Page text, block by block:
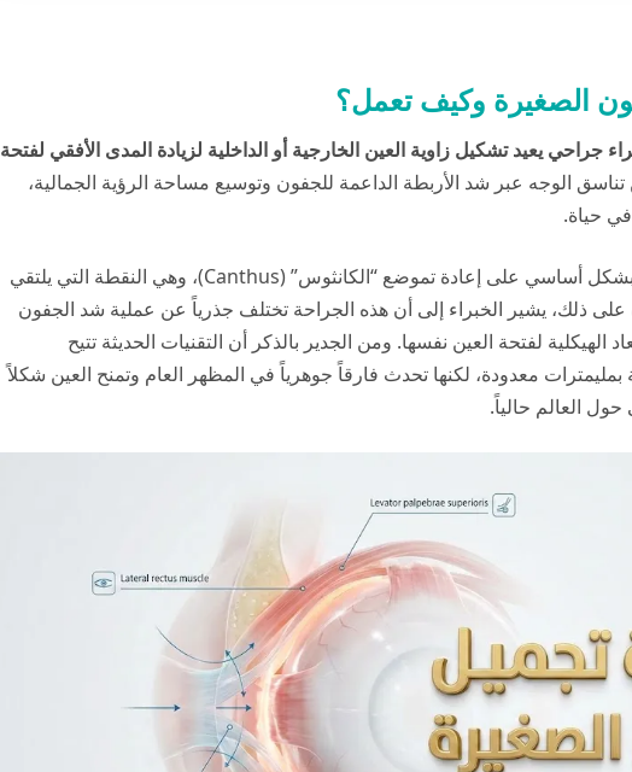
الصغيرة وكيف تعمل؟
جراحي يعيد تشكيل زاوية العين الخارجية أو الداخلية لزيادة المدى الأفقي لفتحة
الوجه عبر شد الأربطة الداعمة للجفون وتوسيع مساحة الرؤية الجمالية،
في حياة.
بشكل أساسي على إعادة تموضع “الكانثوس” (Canthus)، وهي النقطة التي يلتقي
على ذلك، يشير الخبراء إلى أن هذه الجراحة تختلف جذرياً عن عملية شد الجفون
الهيكلية لفتحة العين نفسها. ومن الجدير بالذكر أن التقنيات الحديثة تتيح
بمليمترات معدودة، لكنها تحدث فارقاً جوهرياً في المظهر العام وتمنح العين شكلاً
العالم حالياً.